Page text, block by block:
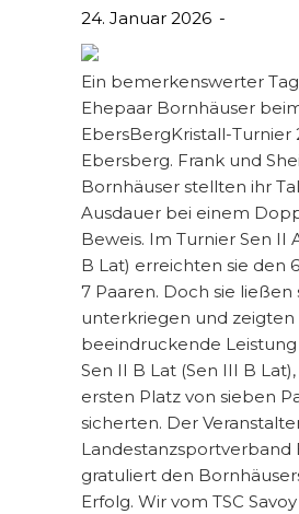
24. Januar 2026
Ein bemerkenswerter
Ehepaar Bornhäuser
EbersBergKristall-Turnier
Ebersberg. Frank und
Bornhäuser stellten ihr
Ausdauer bei einem
Beweis. Im Turnier Sen II
B Lat) erreichten sie den
7 Paaren. Doch sie ließen
unterkriegen und zeigten
beeindruckende
Sen II B Lat (Sen III B
ersten Platz von sieben
sicherten. Der
Landestanzsportverband
gratuliert den
Erfolg. Wir vom TSC